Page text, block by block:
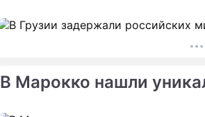
В Марокко нашли